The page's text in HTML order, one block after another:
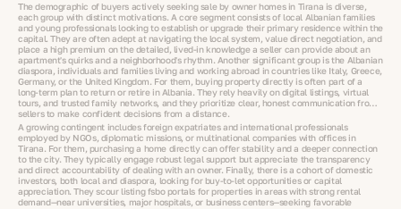
The demographic of buyers actively seeking sale by owner homes in Tirana is diverse,
each group with distinct motivations. A core segment consists of local Albanian families
and young professionals looking to establish or upgrade their primary residence within the
capital. They are often adept at navigating the local system, value direct negotiation, and
place a high premium on the detailed, lived-in knowledge a seller can provide about an
apartment's quirks and a neighborhood's rhythm. Another significant group is the Albanian
diaspora, individuals and families living and working abroad in countries like Italy, Greece,
Germany, or the United Kingdom. For them, buying property directly is often part of a
long-term plan to return or retire in Albania. They rely heavily on digital listings, virtual
tours, and trusted family networks, and they prioritize clear, honest communication from
sellers to make confident decisions from a distance.
A growing contingent includes foreign expatriates and international professionals
employed by NGOs, diplomatic missions, or multinational companies with offices in
Tirana. For them, purchasing a home directly can offer stability and a deeper connection
to the city. They typically engage robust legal support but appreciate the transparency
and direct accountability of dealing with an owner. Finally, there is a cohort of domestic
investors, both local and diaspora, looking for buy-to-let opportunities or capital
appreciation. They scour listing fsbo portals for properties in areas with strong rental
demand—near universities, major hospitals, or business centers—seeking favorable